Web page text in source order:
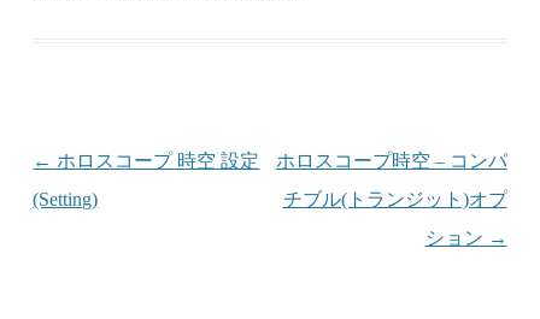
投稿ナビゲーション
← ホロスコープ 時空 設定
(Setting)
ホロスコープ時空 – コンパ
チブル(トランジット)オプ
ション →